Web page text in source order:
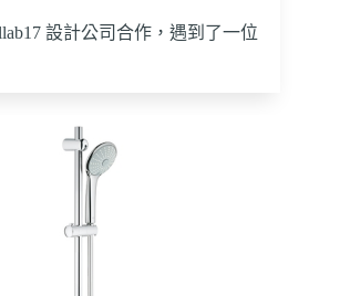
設計公司合作，遇到了一位